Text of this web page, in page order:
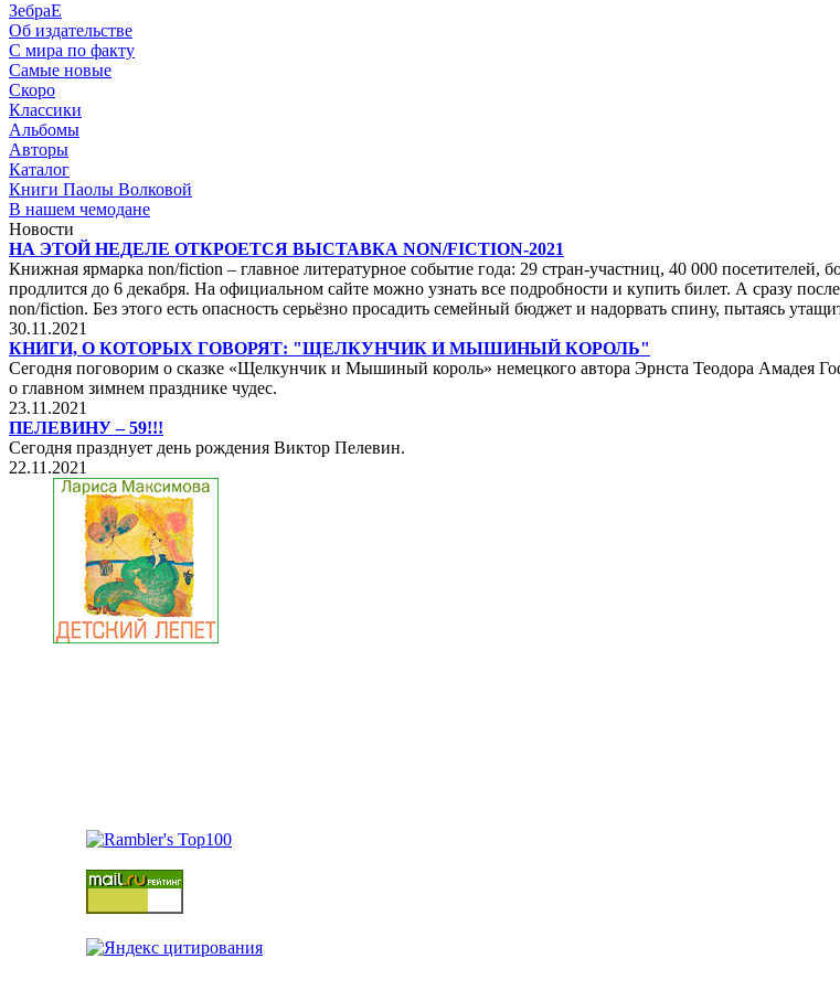
ЗебраЕ
Об издательстве
С мира по факту
Самые новые
Скоро
Классики
Альбомы
Авторы
Каталог
Книги Паолы Волковой
В нашем чемодане
Новости
НА ЭТОЙ НЕДЕЛЕ ОТКРОЕТСЯ ВЫСТАВКА NON/FICTION-2021
Книжная ярмарка non/fiction – главное литературное событие года: 29 стран-участниц, 40 000 посетителей,
продлится до 6 декабря. На официальном сайте можно узнать все подробности и купить билет. А сразу
non/fiction. Без этого есть опасность серьёзно просадить семейный бюджет и надорвать спину, пытаясь
30.11.2021
КНИГИ, О КОТОРЫХ ГОВОРЯТ: "ЩЕЛКУНЧИК И МЫШИНЫЙ КОРОЛЬ"
Сегодня поговорим о сказке «Щелкунчик и Мышиный король» немецкого автора Эрнста Теодора Амадея
о главном зимнем празднике чудес.
23.11.2021
ПЕЛЕВИНУ – 59!!!
Сегодня празднует день рождения Виктор Пелевин.
22.11.2021